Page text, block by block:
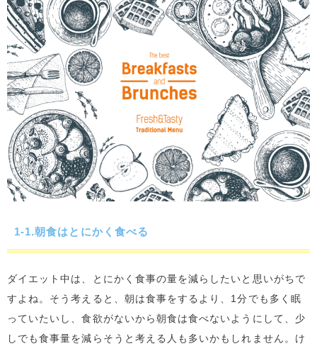
1-1.朝食はとにかく食べる
ダイエット中は、とにかく食事の量を減らしたいと思いがちで
すよね。そう考えると、朝は食事をするより、1分でも多く眠
っていたいし、食欲がないから朝食は食べないようにして、少
しでも食事量を減らそうと考える人も多いかもしれません。け